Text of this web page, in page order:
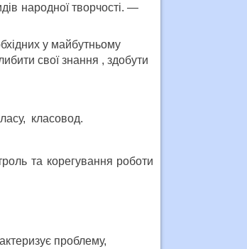
народної творчості. —
у майбутньому
свої знання , здобути
класовод.
та корегування роботи
проблему,